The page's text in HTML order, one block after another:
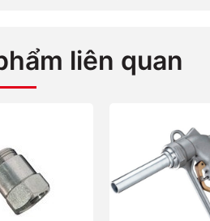
liên quan